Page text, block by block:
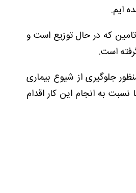
از رقم سیروان تامین که در حال توزیع است و
است.
جلوگیری از شیوع بیماری
به انجام این کار اقدام